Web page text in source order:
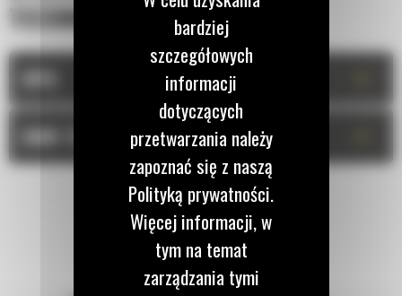
TECHNICZNA
DANE TECHNICZNE
bardziej
szczegółowych
informacji
dotyczących
przetwarzania należy
zapoznać się z naszą
Polityką prywatności.
Więcej informacji, w
tym na temat
zarządzania tymi